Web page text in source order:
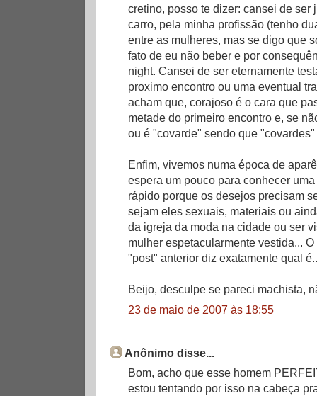
cretino, posso te dizer: cansei de
carro, pela minha profissão (tenho
entre as mulheres, mas se digo que
fato de eu não beber e por
night. Cansei de ser eternamente
proximo encontro ou uma eventual
acham que, corajoso é o cara que
metade do primeiro encontro e, se
ou é "covarde" sendo que
Enfim, vivemos numa época de
espera um pouco para conhecer
rápido porque os desejos precisam
sejam eles sexuais, materiais ou
da igreja da moda na cidade ou ser
mulher espetacularmente vestida...
"post" anterior diz exatamente qual
Beijo, desculpe se pareci machista,
23 de maio de 2007 às 18:55
Anônimo disse...
Bom, acho que esse homem
estou tentando por isso na cabeça